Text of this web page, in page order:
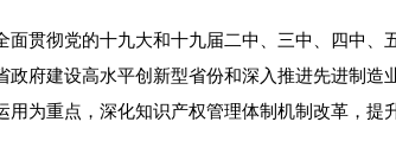
彻党的十九大和十九届二中、三中、四中、
府建设高水平创新型省份和深入推进先进制
为重点，深化知识产权管理体制机制改革，